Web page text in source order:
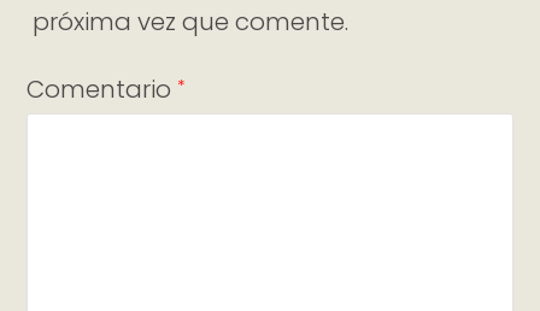
próxima vez que comente.
Comentario *